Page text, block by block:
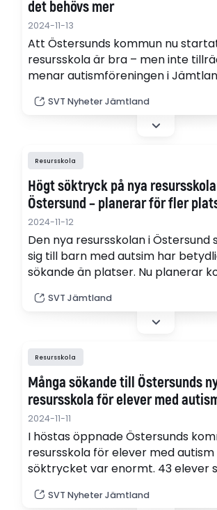
det behövs mer
2024-11-13
Att Östersunds kommun nu
resursskola är bra – men inte
menar autismföreningen i
skolsituation idag", säger Martin
skolombud i föreningen.
SVT Nyheter Jämtland
Resursskola
Högt söktryck på nya
Östersund – planerar för fler
2024-11-12
Den nya resursskolan i Östersund
sig till barn med autsim har
sökande än platser. Nu planerar
SVT Jämtland
Resursskola
Många sökande till Östersunds
resursskola för elever med
2024-11-11
I höstas öppnade Östersunds
resursskola för elever med
söktrycket var enormt. 43 elever
de här eleverna", säger
SVT Nyheter Jämtland